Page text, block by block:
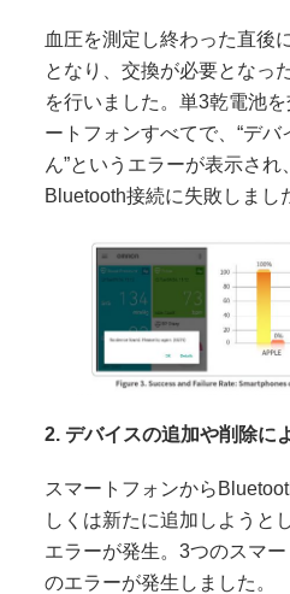
血圧を測定し終わった直後
となり、交換が必要となっ
を行いました。単3乾電池
ートフォンすべてで、“デ
ん”というエラーが表示さ
Bluetooth接続に失敗しまし
2. デバイスの追加や削除に
スマートフォンから
しくは新たに追加しようと
エラーが発生。3つのスマ
のエラーが発生しました。